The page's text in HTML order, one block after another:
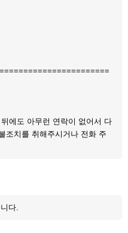
에도 아무런 연락이 없어서 다
조치를 취해주시거나 전화 주
다.